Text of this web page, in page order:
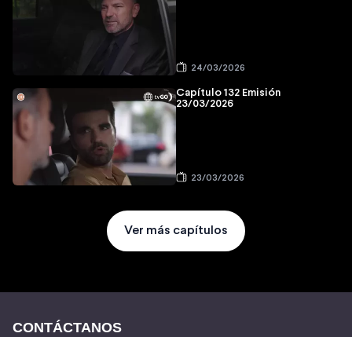
24/03/2026
Capítulo 132 Emisión
23/03/2026
23/03/2026
Ver más capítulos
CONTÁCTANOS